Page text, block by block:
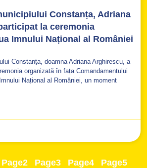
Constanța, Adriana
la ceremonia
Imnului Național al României
Constanța, doamna Adriana Arghirescu, a
organizată în fața Comandamentului
Național al României, un moment
Page2 Page3 Page4 Page5